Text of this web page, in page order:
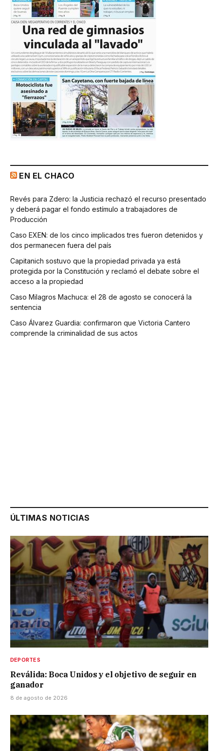
EN EL CHACO
Revés para Zdero: la Justicia rechazó el recurso presentado
y deberá pagar el fondo estímulo a trabajadores de
Producción
Caso EXEN: de los cinco implicados tres fueron detenidos y
dos permanecen fuera del país
Capitanich sostuvo que la propiedad privada ya está
protegida por la Constitución y reclamó el debate sobre el
acceso a la propiedad
Caso Milagros Machuca: el 28 de agosto se conocerá la
sentencia
Caso Álvarez Guardia: confirmaron que Victoria Cantero
comprende la criminalidad de sus actos
ÚLTIMAS NOTICIAS
DEPORTES
Reválida: Boca Unidos y el objetivo de seguir en
ganador
8 de agosto de 2026